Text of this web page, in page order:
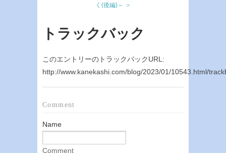
く(後編)～ ＞
トラックバック
このエントリーのトラックバックURL:
http://www.kanekashi.com/blog/2023/01/10543.html/
Comment
Name
Comment